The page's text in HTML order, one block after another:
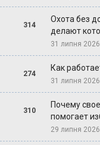
314
Охота без
делают
31 липня 2026
274
Как
31 липня 2026
310
Почему
помогает
29 липня 2026